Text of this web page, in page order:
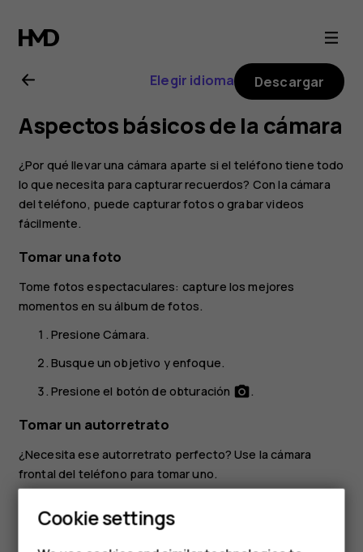
Guía
del
usuario
de
Nokia
6
Smartphones
Elegir idioma Descargar
Aspectos básicos de la cámara
¿Por qué llevar una cámara aparte si el teléfono tiene todo
lo que necesita para capturar recuerdos? Con la cámara
del teléfono, puede capturar fotos o grabar videos
fácilmente.
Tomar una foto
Tome fotos espectaculares: capture los mejores
momentos en su álbum de fotos.
PresioneCámara.
Busque un objetivo y enfoque.
Presione el botón de obturación photo_camera.
Tomar un autorretrato
¿Necesita ese autorretrato perfecto? Use la cámara
frontal del teléfono para tomar uno.
Cambie a la cámara frontal.
Cookie settings